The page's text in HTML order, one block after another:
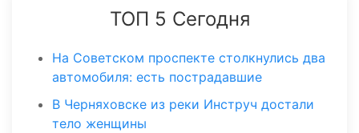
ТОП 5 Сегодня
На Советском проспекте столкнулись два
автомобиля: есть пострадавшие
В Черняховске из реки Инструч достали
тело женщины